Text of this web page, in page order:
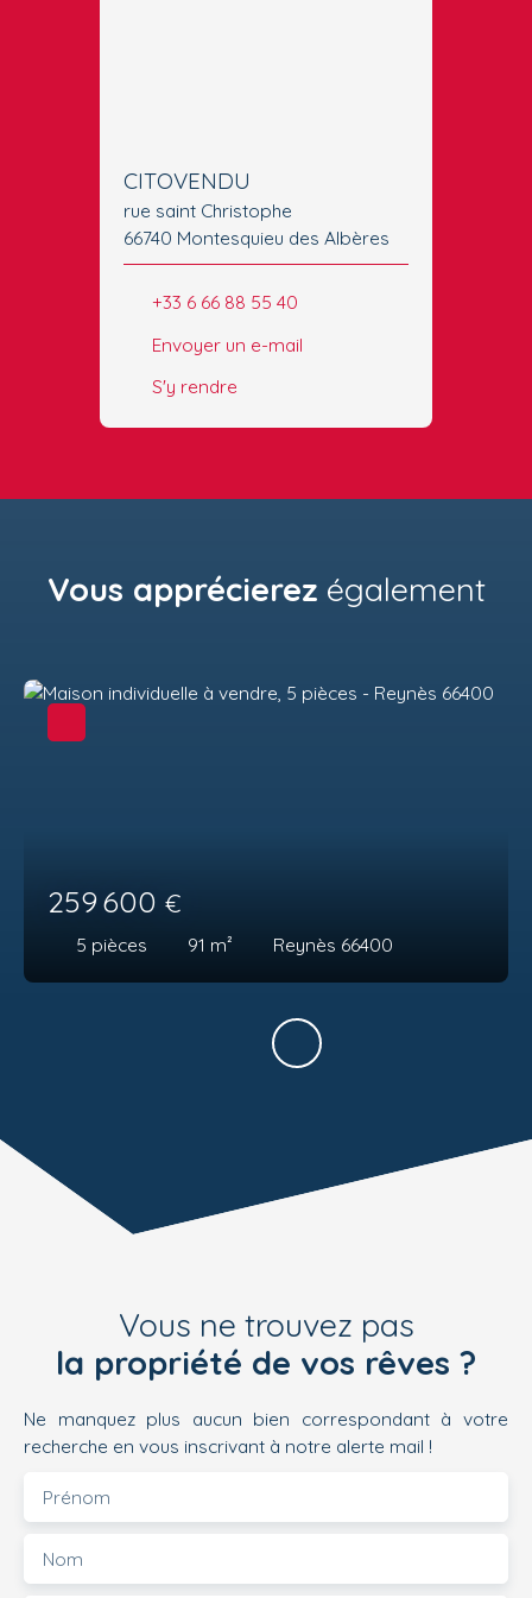
CITOVENDU
rue saint Christophe
66740 Montesquieu des Albères
+33 6 66 88 55 40
Envoyer un e-mail
S'y rendre
Vous apprécierez également
259 600 €
5 pièces 91 m² Reynès 66400
Vous ne trouvez pas
la propriété de vos rêves ?
Ne manquez plus aucun bien correspondant à votre
recherche en vous inscrivant à notre alerte mail !
Prénom
Nom